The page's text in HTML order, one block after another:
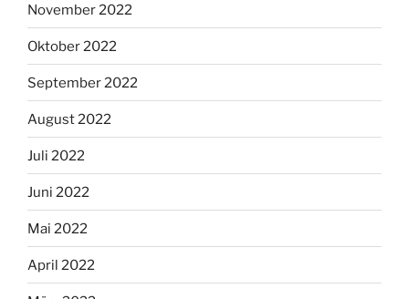
November 2022
Oktober 2022
September 2022
August 2022
Juli 2022
Juni 2022
Mai 2022
April 2022